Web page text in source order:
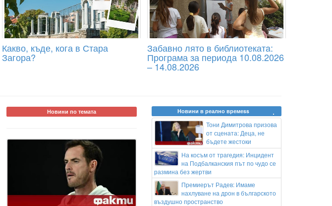
Какво, къде, кога в Стара
Загора?
Забавно лято в библиотекатa:
Програма за периода 10.08.2026
– 14.08.2026
Новини по темата Новини в реално времеss
Тони Димитрова призова
от сцената: Деца, не
бъдете жестоки
На косъм от трагедия: Инцидент
на Подбалканския път по чудо се
размина без жертви
Премиерът Радев: Имаме
нахлуване на дрон в българското
въздушно пространство